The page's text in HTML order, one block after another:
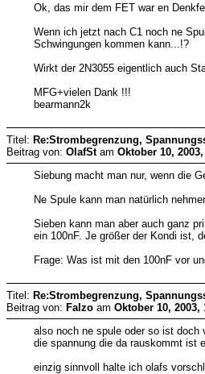
Ok, das mir dem FET war en
Wenn ich jetzt nach C1 noch ne
Schwingungen kommen kann...!?
Wirkt der 2N3055 eigentlich auch
MFG+vielen Dank !!!
bearmann2k
Titel: Re:Strombegrenzung,
Beitrag von: OlafStam Oktober 10,
Siebung macht man nur, wenn die
Ne Spule kann man natürlich
Sieben kann man aber auch ganz
ein 100nF. Je größer der Kondi ist,
Frage: Was ist mit den 100nF vor
Titel: Re:Strombegrenzung,
Beitrag von: Falzo am Oktober 10, 2003,
also noch ne spule oder so ist doch
die spannung die da rauskommt ist
einzig sinnvoll halte ich olafs